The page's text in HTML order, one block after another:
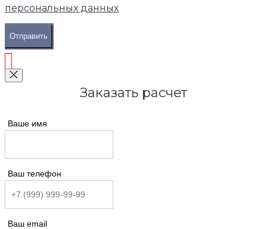
персональных данных
Отправить
Заказать расчет
Ваше имя
Ваш телефон
Ваш email